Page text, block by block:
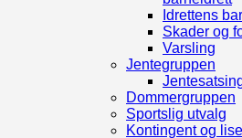
Idrettens
Skader og
Varsling
Jentegruppen
Dommergruppen
Sportslig utvalg
Kontingent og